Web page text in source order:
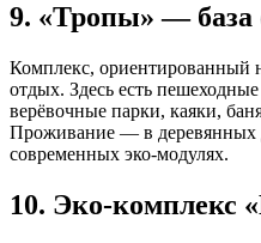
9. «Тропы» — база
Комплекс, ориентированный
отдых. Здесь есть
верёвочные парки, каяки,
Проживание — в деревянных
современных эко-модулях.
10. Эко-комплекс